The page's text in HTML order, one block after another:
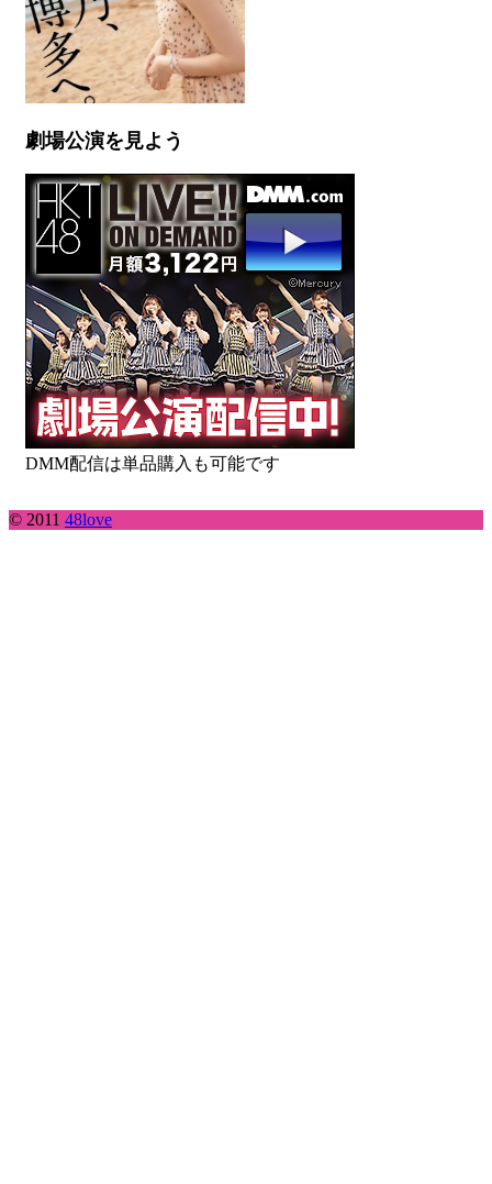
劇場公演を見よう
DMM配信は単品購入も可能です
© 2011 48love